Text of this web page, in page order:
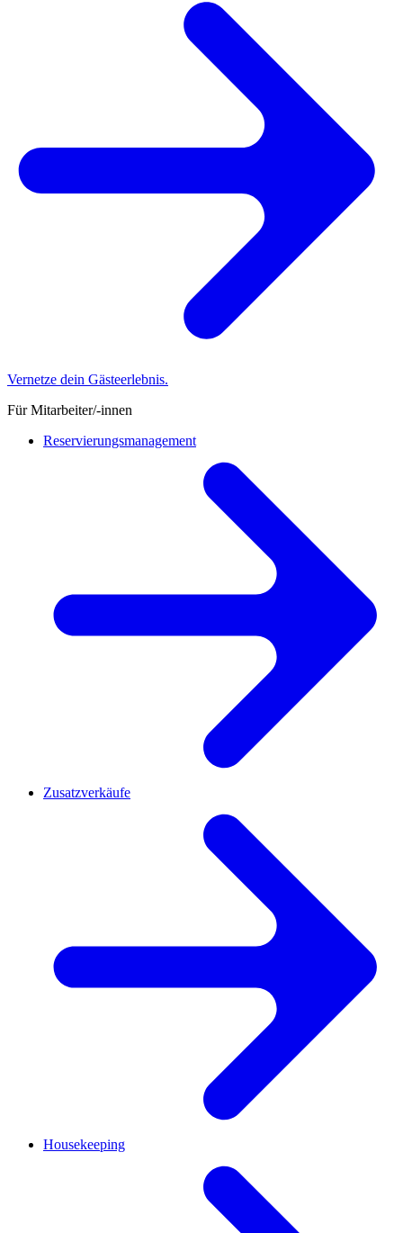
Vernetze dein Gästeerlebnis.
Für Mitarbeiter/-innen
Reservierungsmanagement
Zusatzverkäufe
Housekeeping